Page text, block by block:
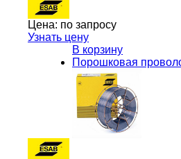
Цена: по запросу
Узнать цену
В корзину
Порошковая